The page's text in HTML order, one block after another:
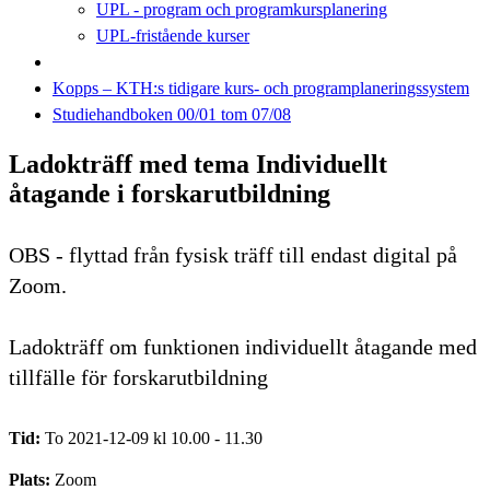
UPL - program och programkursplanering
UPL-fristående kurser
Kopps – KTH:s tidigare kurs- och programplaneringssystem
Studiehandboken 00/01 tom 07/08
Ladokträff med tema Individuellt
åtagande i forskarutbildning
OBS - flyttad från fysisk träff till endast digital på
Zoom.
Ladokträff om funktionen individuellt åtagande med
tillfälle för forskarutbildning
Tid: To 2021-12-09 kl 10.00 - 11.30
Plats: Zoom